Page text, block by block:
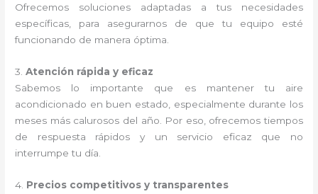
Ofrecemos soluciones adaptadas a tus necesidades
específicas, para asegurarnos de que tu equipo esté
funcionando de manera óptima.
3.Atención rápida y eficaz
Sabemos lo importante que es mantener tu aire
acondicionado en buen estado, especialmente durante los
meses más calurosos del año. Por eso, ofrecemos tiempos
de respuesta rápidos y un servicio eficaz que no
interrumpe tu día.
4. Precios competitivos y transparentes